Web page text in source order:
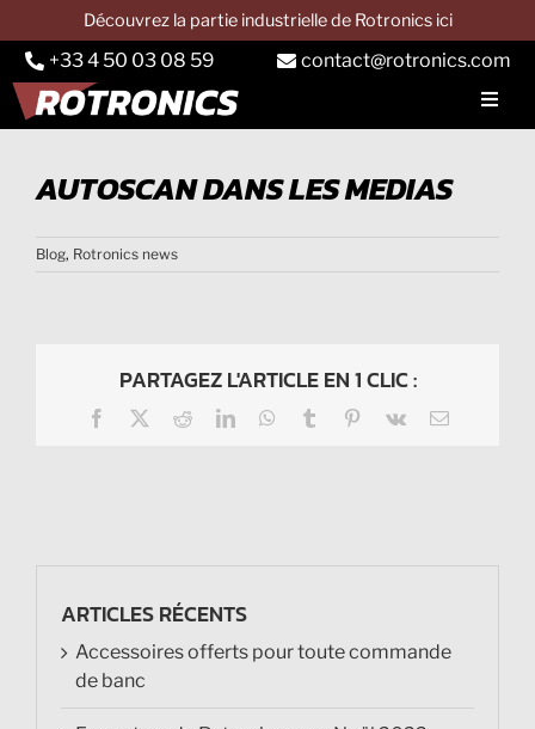
au
contenu
Découvrez la partie industrielle de Rotronics ici
+33 4 50 03 08 59 contact@rotronics.com
BANC AUTO
Banc camion
Applications
AUTOSCAN DANS LES MEDIAS
Blog, Rotronics news
PARTAGEZ L'ARTICLE EN 1 CLIC :
Facebook RedditLinkedInWhatsApp
Tumblr Pinterest
Vk Email
ARTICLES RÉCENTS
Accessoires offerts pour toute commande
de banc